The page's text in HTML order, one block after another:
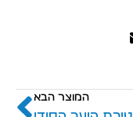
המוצר הבא